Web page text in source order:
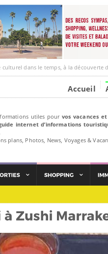
le temps, à la découverte du Maroc des
Accueil
utiles pour vos vacances
internet d’informations
plans, Photos, News, Voyages &